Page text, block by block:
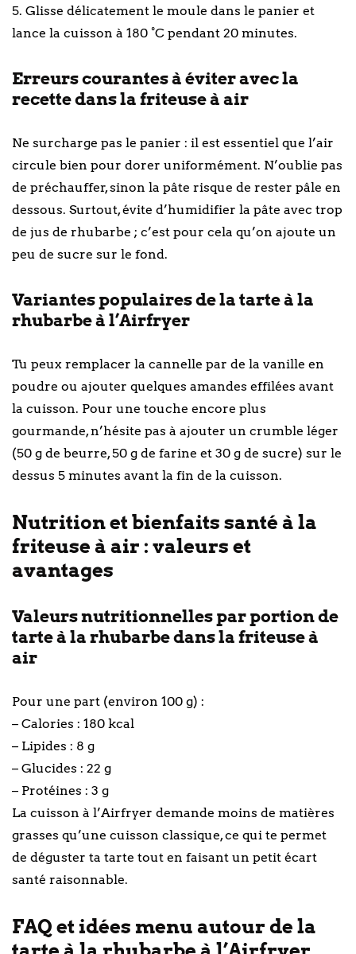
5. Glisse délicatement le moule dans le panier et
lance la cuisson à 180 °C pendant 20 minutes.
Erreurs courantes à éviter avec la
recette dans la friteuse à air
Ne surcharge pas le panier : il est essentiel que l’air
circule bien pour dorer uniformément. N’oublie pas
de préchauffer, sinon la pâte risque de rester pâle en
dessous. Surtout, évite d’humidifier la pâte avec trop
de jus de rhubarbe ; c’est pour cela qu’on ajoute un
peu de sucre sur le fond.
Variantes populaires de la tarte à la
rhubarbe à l’Airfryer
Tu peux remplacer la cannelle par de la vanille en
poudre ou ajouter quelques amandes effilées avant
la cuisson. Pour une touche encore plus
gourmande, n’hésite pas à ajouter un crumble léger
(50 g de beurre, 50 g de farine et 30 g de sucre) sur le
dessus 5 minutes avant la fin de la cuisson.
Nutrition et bienfaits santé à la
friteuse à air : valeurs et
avantages
Valeurs nutritionnelles par portion de
tarte à la rhubarbe dans la friteuse à
air
Pour une part (environ 100 g) :
– Calories : 180 kcal
– Lipides : 8 g
– Glucides : 22 g
– Protéines : 3 g
La cuisson à l’Airfryer demande moins de matières
grasses qu’une cuisson classique, ce qui te permet
de déguster ta tarte tout en faisant un petit écart
santé raisonnable.
FAQ et idées menu autour de la